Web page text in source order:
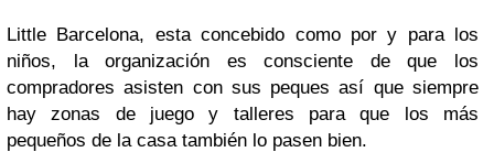
Little Barcelona, esta concebido como por y para los
niños, la organización es consciente de que los
compradores asisten con sus peques así que siempre
hay zonas de juego y talleres para que los más
pequeños de la casa también lo pasen bien.